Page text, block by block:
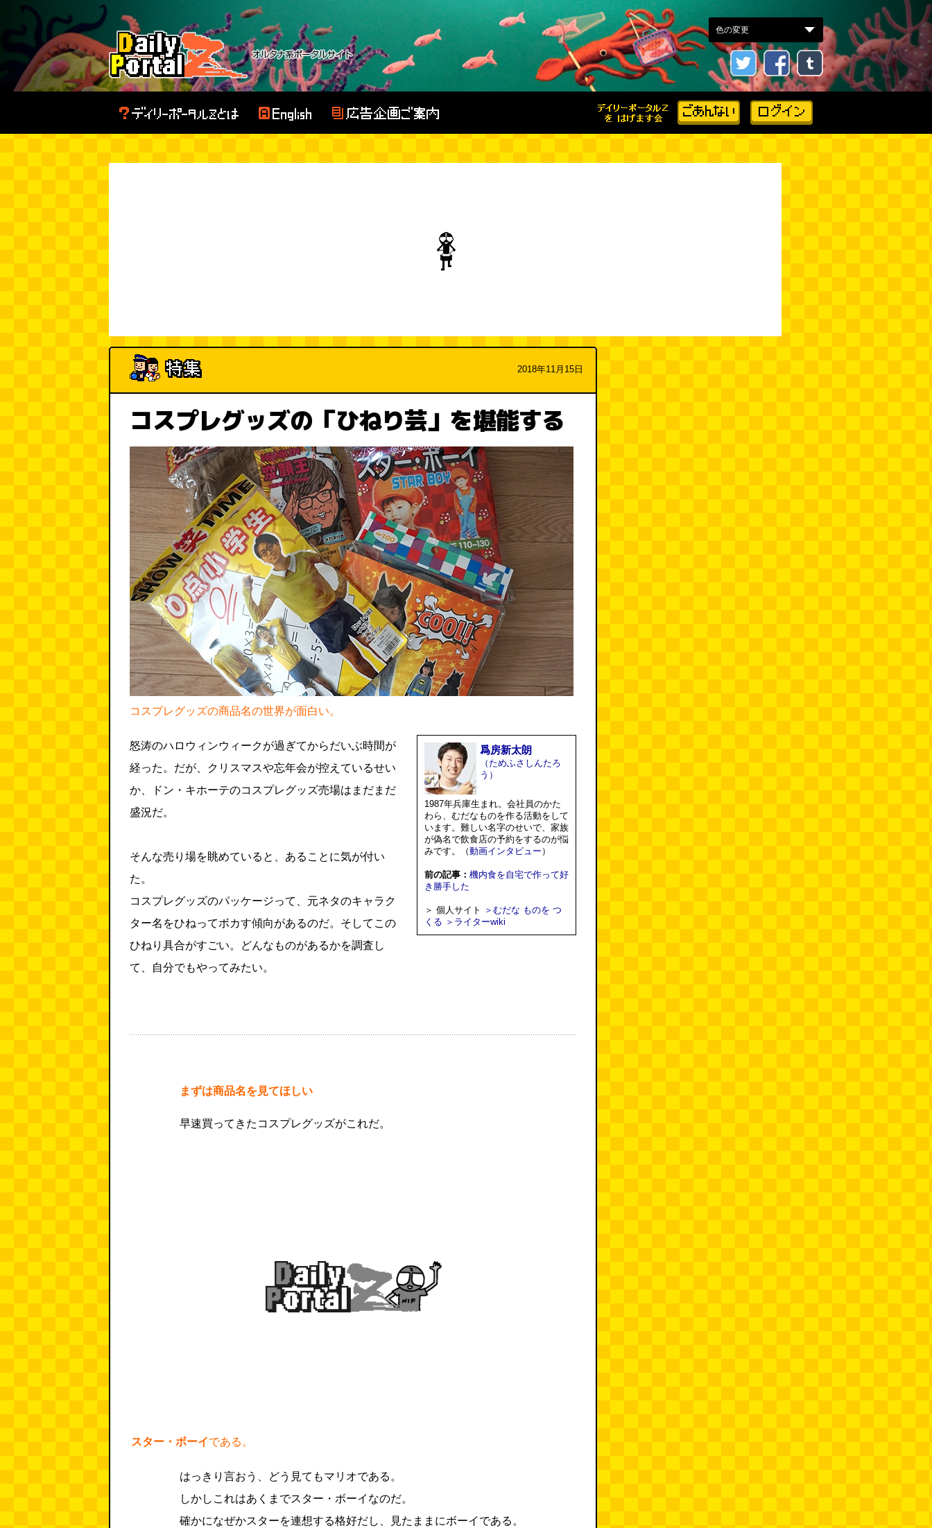
2018年11月15日
コスプレグッズの「ひねり芸」を堪能する
コスプレグッズの商品名の世界が面白い。
怒涛のハロウィンウィークが過ぎてからだいぶ時間が
経った。だが、クリスマスや忘年会が控えているせい
か、ドン・キホーテのコスプレグッズ売場はまだまだ
盛況だ。
そんな売り場を眺めていると、あることに気が付い
た。
コスプレグッズのパッケージって、元ネタのキャラク
ター名をひねってボカす傾向があるのだ。そしてこの
ひねり具合がすごい。どんなものがあるかを調査し
て、自分でもやってみたい。
爲房新太朗
（ためふさしんたろ
う）
1987年兵庫生まれ。会社員のかた
わら、むだなものを作る活動をして
います。難しい名字のせいで、家族
が偽名で飲食店の予約をするのが悩
みです。（動画インタビュー ）
前の記事： 機内食を自宅で作って好
き勝手した
＞ 個人サイト
＞むだな ものを つ
くる ＞ライターwiki
まずは商品名を見てほしい
早速買ってきたコスプレグッズがこれだ。
スター・ボーイである。
はっきり言おう、どう見てもマリオである。
しかしこれはあくまでスター・ボーイなのだ。
確かになぜかスターを連想する格好だし、見たままにボーイである。